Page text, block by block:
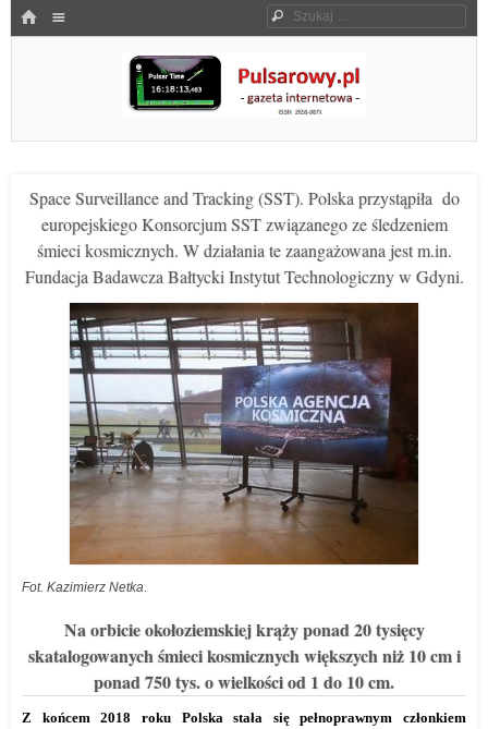
HOME Szukaj
Pulsarowy.pl
Space Surveillance and Tracking (SST). Polska przystąpiła do
europejskiego Konsorcjum SST związanego ze śledzeniem
śmieci kosmicznych. W działania te zaangażowana jest m.in.
Fundacja Badawcza Bałtycki Instytut Technologiczny w Gdyni.
Fot. Kazimierz Netka.
Na orbicie okołoziemskiej krąży ponad 20 tysięcy
skatalogowanych śmieci kosmicznych większych niż 10 cm i
ponad 750 tys. o wielkości od 1 do 10 cm.
Z końcem 2018 roku Polska stała się pełnoprawnym członkiem